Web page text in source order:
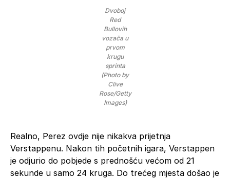
Dvoboj
Red
Bullovih
vozača u
prvom
krugu
sprinta
(Photo by
Clive
Rose/Getty
Images)
Realno, Perez ovdje nije nikakva prijetnja
Verstappenu. Nakon tih početnih igara, Verstappen
je odjurio do pobjede s prednošću većom od 21
sekunde u samo 24 kruga. Do trećeg mjesta došao je